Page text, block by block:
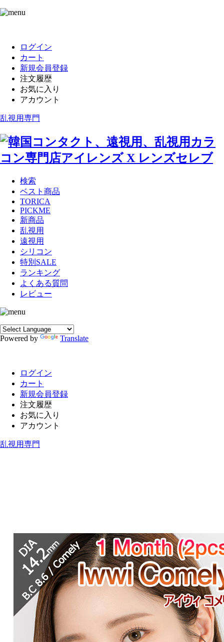
ログイン
カート
新規会員登録
注文履歴
お気に入り
アカウント
乱視用専門
検索
ベスト商品
TORICA
PICKME
新商品
乱視用
遠視用
シリコン
特別SALE
ランキング
よくある質問
レビュー
Powered by Translate
ログイン
カート
新規会員登録
注文履歴
お気に入り
アカウント
乱視用専門